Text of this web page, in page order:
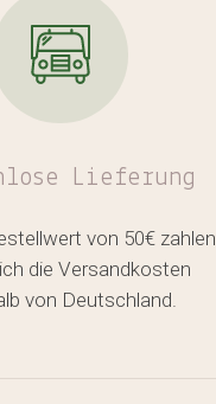
Lieferung
von 50€ zahlen
die Versandkosten
von Deutschland.